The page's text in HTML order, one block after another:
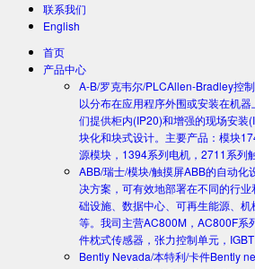
联系我们
English
首页
产品中心
A-B/罗克韦尔/PLCAllen-Bradley控
以分布在应用程序外围或安装在机
们提供柜内(IP20)和增强的现场安装
块化和块式设计。主要产品：模块
源模块，1394系列电机，2711系列
ABB/瑞士/模块/触摸屏ABB的自动化
决方案，可有效地部署在不同的行
础设施、数据中心、可再生能源、
等。我司主营AC800M，AC800F系
件枕式传感器，张力控制单元，
Bently Nevada/本特利/卡件Bently